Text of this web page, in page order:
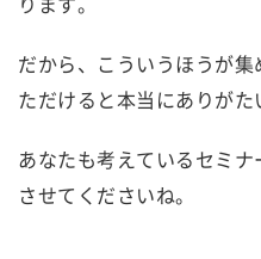
だから、こういうほうが
ただけると本当にありがた
あなたも考えているセミ
させてくださいね。